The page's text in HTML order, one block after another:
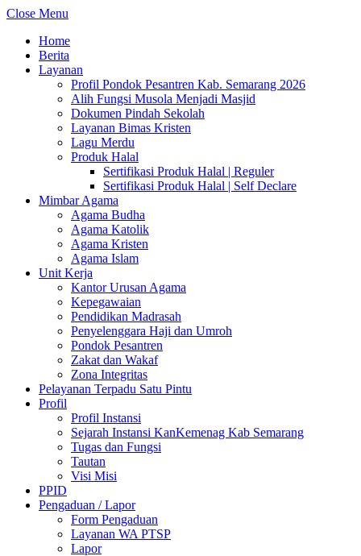
Close Menu
Home
Berita
Layanan
Profil Pondok Pesantren Kab. Semarang 2026
Alih Fungsi Musola Menjadi Masjid
Dokumen Pindah Sekolah
Layanan Bimas Kristen
Lagu Merdu
Produk Halal
Sertifikasi Produk Halal | Reguler
Sertifikasi Produk Halal | Self Declare
Mimbar Agama
Agama Budha
Agama Katolik
Agama Kristen
Agama Islam
Unit Kerja
Kantor Urusan Agama
Kepegawaian
Pendidikan Madrasah
Penyelenggara Haji dan Umroh
Pondok Pesantren
Zakat dan Wakaf
Zona Integritas
Pelayanan Terpadu Satu Pintu
Profil
Profil Instansi
Sejarah Instansi KanKemenag Kab Semarang
Tugas dan Fungsi
Tautan
Visi Misi
PPID
Pengaduan / Lapor
Form Pengaduan
Layanan WA PTSP
Lapor